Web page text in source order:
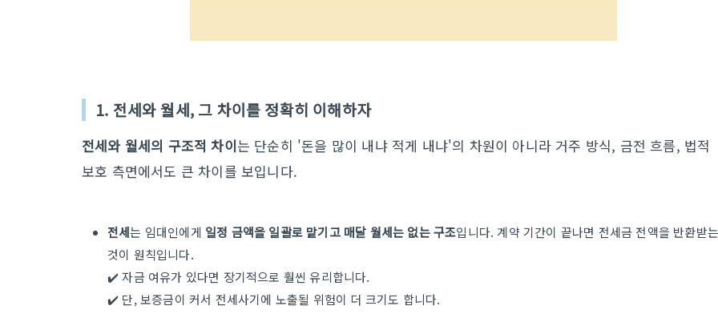
1. 전세와 월세, 그 차이를 정확히 이해하자
전세와 월세의 구조적 차이는 단순히 '돈을 많이 내냐 적게 내냐'의 차원이 아니라 거주 방식, 금전 흐름, 법적
보호 측면에서도 큰 차이를 보입니다.
전세는 임대인에게 일정 금액을 일괄로 맡기고 매달 월세는 없는 구조입니다. 계약 기간이 끝나면 전세금 전액을 반환받
것이 원칙입니다.
✔️ 자금 여유가 있다면 장기적으로 훨씬 유리합니다.
✔️ 단, 보증금이 커서 전세사기에 노출될 위험이 더 크기도 합니다.